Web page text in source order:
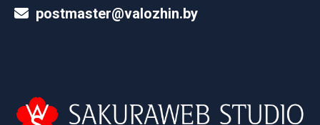
postmaster@valozhin.by